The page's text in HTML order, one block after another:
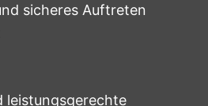
sicheres Auftreten
leistungsgerechte